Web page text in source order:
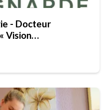
- Docteur
Vision